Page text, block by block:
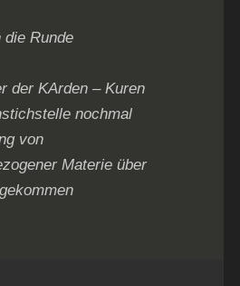
Runde
der KArden – Kuren
nochmal
von
Materie über